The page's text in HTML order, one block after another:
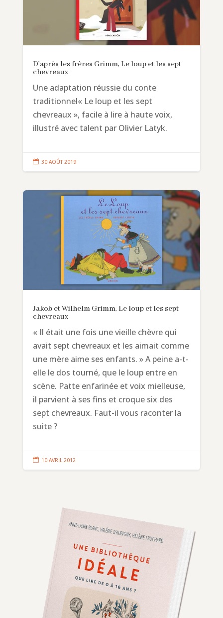
D’après les frères Grimm, Le loup et les sept
chevreaux
Une adaptation réussie du conte
traditionnel« Le loup et les sept
chevreaux », facile à lire à haute voix,
illustré avec talent par Olivier Latyk.
 30 AOÛT 2019
Jakob et Wilhelm Grimm, Le loup et les sept
chevreaux
« Il était une fois une vieille chèvre qui
avait sept chevreaux et les aimait comme
une mère aime ses enfants. » A peine a-t-
elle le dos tourné, que le loup entre en
scène. Patte enfarinée et voix mielleuse,
il parvient à ses fins et croque six des
sept chevreaux. Faut-il vous raconter la
suite ?
 10 AVRIL 2012